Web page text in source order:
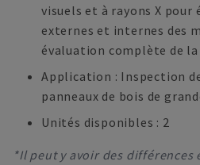
visuels et à rayons X
externes et internes des
évaluation complète de
Application : Inspection
panneaux de bois de
Unités disponibles : 2
*Il peut y avoir des différences